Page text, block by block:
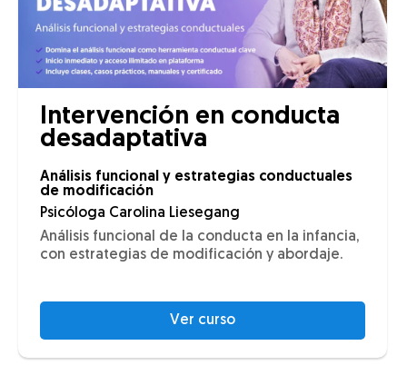
Intervención en conducta
desadaptativa
Análisis funcional y estrategias conductuales
de modificación
Psicóloga Carolina Liesegang
Análisis funcional de la conducta en la infancia,
con estrategias de modificación y abordaje.
Ver curso